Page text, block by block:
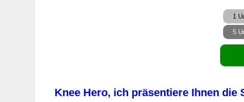
1
5
Knee Hero, ich präsentiere Ihnen die